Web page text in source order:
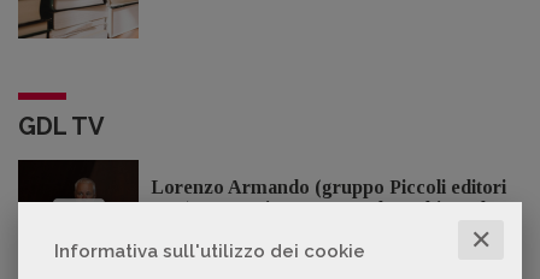
Informativa sull'utilizzo dei cookie ✕
GDL TV
Lorenzo Armando (gruppo Piccoli editori
AIE): «Lavoriamo per tutelare chi, anche
approccio d'impresa»